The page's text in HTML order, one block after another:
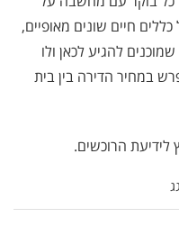
חיים שונים מאופיים,
להגיע לכאן ולו
במחיר הדירה בין בית
הרוכשים.